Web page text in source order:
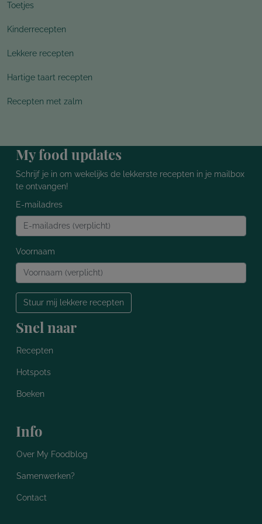
Toetjes
Kinderrecepten
Lekkere recepten
Hartige taart recepten
Recepten met zalm
My food updates
Schrijf je in om wekelijks de lekkerste recepten in je mailbox
te ontvangen!
E-mailadres
Voornaam
Stuur mij lekkere recepten
Snel naar
Recepten
Hotspots
Boeken
Info
Over My Foodblog
Samenwerken?
Contact